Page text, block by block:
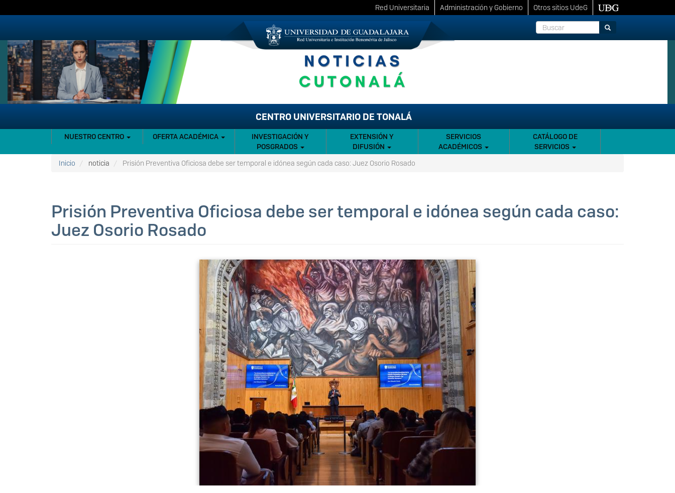
al
Red Universitaria Administración y Gobierno
Otros sitios UdeG
Buscar
Buscar
CENTRO UNIVERSITARIO DE TONALÁ
NAVEGACIÓN
PRINCIPAL
NUESTRO CENTRO OFERTA ACADÉMICA
INVESTIGACIÓN Y
POSGRADOS
EXTENSIÓN Y
DIFUSIÓN
SERVICIOS
ACADÉMICOS
CATÁLOGO DE
SERVICIOS
Inicio
noticia Prisión Preventiva Oficiosa debe ser temporal e idónea según cada caso: Juez Osorio Rosado
Prisión Preventiva Oficiosa debe ser temporal e idónea según cada caso:
Juez Osorio Rosado